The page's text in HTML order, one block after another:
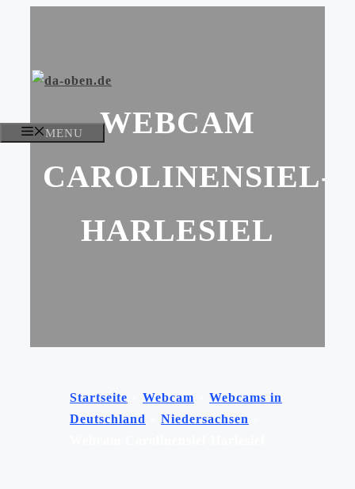
MENU
WEBCAM
CAROLINENSIEL-
HARLESIEL
Startseite Webcam
Webcams in
Deutschland
Niedersachsen